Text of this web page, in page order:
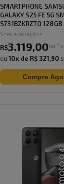
SMARTPHONE
GALAXY S25 FE 5G
S731BZKRZTO 128GB
Sem avaliações
R$3.119,00no Pix
ou 10x de R$ 321,90
Compre